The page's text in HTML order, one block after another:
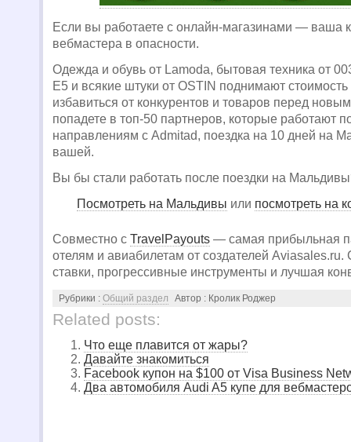
Если вы работаете с онлайн-магазинами — ваша
вебмастера в опасности.
Одежда и обувь от Lamoda, бытовая техника от
E5 и всякие штуки от OSTIN поднимают
избавиться от конкурентов и товаров перед
попадете в топ-50 партнеров, которые работают
направлениям с Admitad, поездка на 10 дней на
вашей.
Вы бы стали работать после поездки на
Посмотреть на Мальдивы или посмотреть на
Совместно с TravelPayouts — cамая прибыльная
отелям и авиабилетам от создателей
ставки, прогрессивные инструменты и лучшая
Рубрики : Общий раздел Автор : Кролик Роджер
Related posts:
Что еще плавится от жары?
Давайте знакомиться
Facebook купон на $100 от Visa Business
Два автомобиля Audi A5 купе для